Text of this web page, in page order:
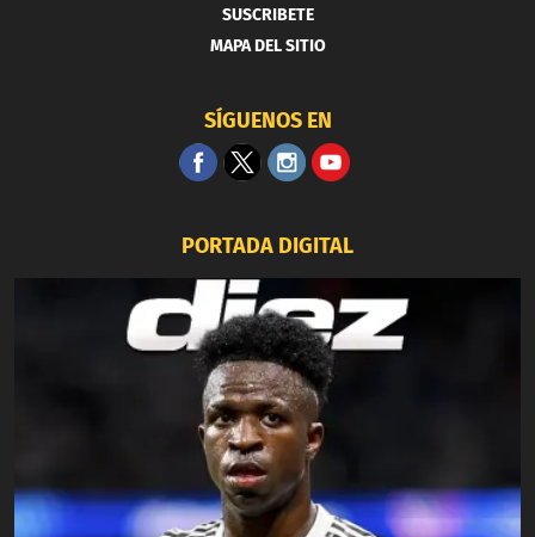
SUSCRIBETE
MAPA DEL SITIO
SÍGUENOS EN
PORTADA DIGITAL